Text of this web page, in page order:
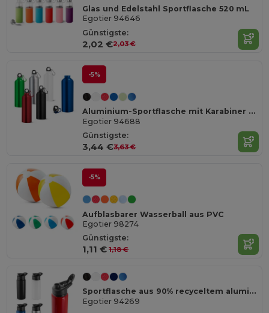
Glas und Edelstahl Sportflasche 520 mL
Egotier 94646
Günstigste:
2,02 €2,03 €
-5%
Aluminium-Sportflasche mit Karabiner 800 ml
Egotier 94688
Günstigste:
3,44 €3,63 €
-5%
Aufblasbarer Wasserball aus PVC
Egotier 98274
Günstigste:
1,11 € 1,18 €
Sportflasche aus 90% recyceltem aluminium
Egotier 94269